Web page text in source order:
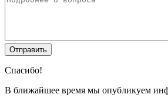
Спасибо!
В ближайшее время мы опубликуем